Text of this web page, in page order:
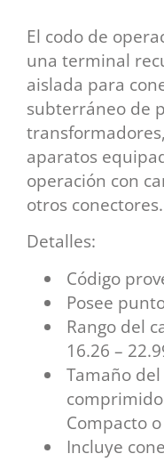
El codo de
una terminal
aislada para
subterráneo de
aparatos
operación con
otros conectores.
Detalles:
Código
Posee
Rango del
16.26 –
Tamaño
Compacto
Incluye